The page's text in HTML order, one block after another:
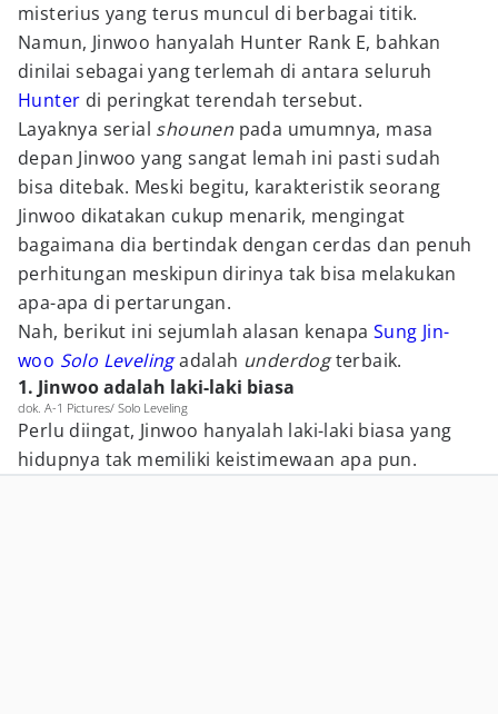
misterius yang terus muncul di berbagai titik.
Namun, Jinwoo hanyalah Hunter Rank E, bahkan
dinilai sebagai yang terlemah di antara seluruh
Hunter di peringkat terendah tersebut.
Layaknya serial shounen pada umumnya, masa
depan Jinwoo yang sangat lemah ini pasti sudah
bisa ditebak. Meski begitu, karakteristik seorang
Jinwoo dikatakan cukup menarik, mengingat
bagaimana dia bertindak dengan cerdas dan penuh
perhitungan meskipun dirinya tak bisa melakukan
apa-apa di pertarungan.
Nah, berikut ini sejumlah alasan kenapa Sung Jin-
woo Solo Leveling adalah underdogterbaik.
1. Jinwoo adalah laki-laki biasa
dok. A-1 Pictures/ Solo Leveling
Perlu diingat, Jinwoo hanyalah laki-laki biasa yang
hidupnya tak memiliki keistimewaan apa pun.